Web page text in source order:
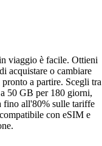
viaggio è facile. Ottieni
acquistare o cambiare
a partire. Scegli tra
50 GB per 180 giorni,
fino all'80% sulle tariffe
con eSIM e